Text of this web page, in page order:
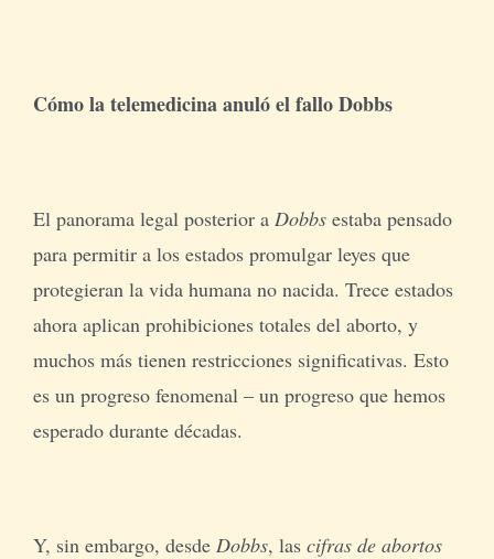
Cómo la telemedicina anuló el fallo Dobbs
El panorama legal posterior aDobbsestaba pensado
para permitir a los estados promulgar leyes que
protegieran la vida humana no nacida. Trece estados
ahora aplican prohibiciones totales del aborto, y
muchos más tienen restricciones significativas. Esto
es un progreso fenomenal – un progreso que hemos
esperado durante décadas.
Y, sin embargo, desde Dobbs, las cifras de abortos